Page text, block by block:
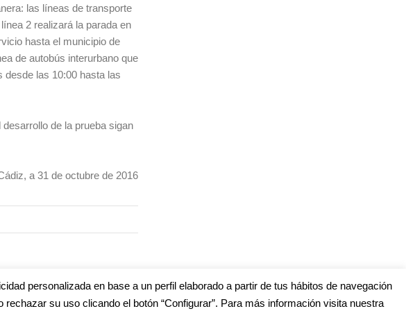
las líneas de transporte
2 realizará la parada en
hasta el municipio de
de autobús interurbano que
desde las 10:00 hasta las
de la prueba sigan
de 2016
personalizada en base a un perfil elaborado a partir de tus hábitos de navegación
su uso clicando el botón “Configurar”. Para más información visita nuestra